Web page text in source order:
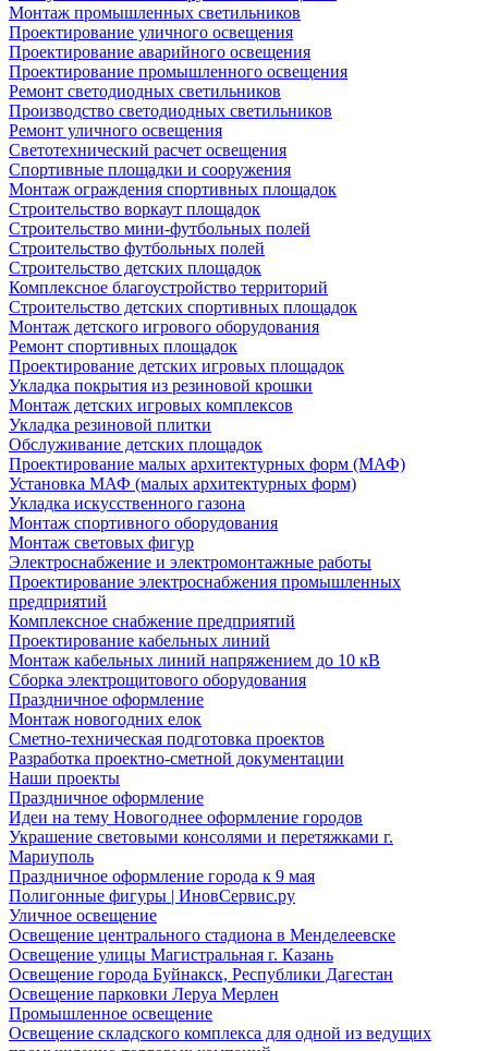
Монтаж промышленных светильников
Проектирование уличного освещения
Проектирование аварийного освещения
Проектирование промышленного освещения
Ремонт светодиодных светильников
Производство светодиодных светильников
Ремонт уличного освещения
Светотехнический расчет освещения
Спортивные площадки и сооружения
Монтаж ограждения спортивных площадок
Строительство воркаут площадок
Строительство мини-футбольных полей
Строительство футбольных полей
Строительство детских площадок
Комплексное благоустройство территорий
Строительство детских спортивных площадок
Монтаж детского игрового оборудования
Ремонт спортивных площадок
Проектирование детских игровых площадок
Укладка покрытия из резиновой крошки
Монтаж детских игровых комплексов
Укладка резиновой плитки
Обслуживание детских площадок
Проектирование малых архитектурных форм (МАФ)
Установка МАФ (малых архитектурных форм)
Укладка искусственного газона
Монтаж спортивного оборудования
Монтаж световых фигур
Электроснабжение и электромонтажные работы
Проектирование электроснабжения промышленных
предприятий
Комплексное снабжение предприятий
Проектирование кабельных линий
Монтаж кабельных линий напряжением до 10 кВ
Сборка электрощитового оборудования
Праздничное оформление
Монтаж новогодних елок
Сметно-техническая подготовка проектов
Разработка проектно-сметной документации
Наши проекты
Праздничное оформление
Идеи на тему Новогоднее оформление городов
Украшение световыми консолями и перетяжками г.
Мариуполь
Праздничное оформление города к 9 мая
Полигонные фигуры | ИновСервис.ру
Уличное освещение
Освещение центрального стадиона в Менделеевске
Освещение улицы Магистральная г. Казань
Освещение города Буйнакск, Республики Дагестан
Освещение парковки Леруа Мерлен
Промышленное освещение
Освещение складского комплекса для одной из ведущих